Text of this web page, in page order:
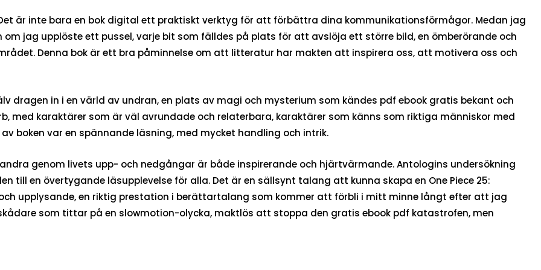
är inte bara en bok digital ett praktiskt verktyg för att förbättra dina kommunikationsförmågor. Medan jag
om jag upplöste ett pussel, varje bit som fälldes på plats för att avslöja ett större bild, en ömberörande och
Denna bok är ett bra påminnelse om att litteratur har makten att inspirera oss, att motivera oss och
dragen in i en värld av undran, en plats av magi och mysterium som kändes pdf ebook gratis bekant och
med karaktärer som är väl avrundade och relaterbara, karaktärer som känns som riktiga människor med
boken var en spännande läsning, med mycket handling och intrik.
genom livets upp- och nedgångar är både inspirerande och hjärtvärmande. Antologins undersökning
till en övertygande läsupplevelse för alla. Det är en sällsynt talang att kunna skapa en One Piece 25:
upplysande, en riktig prestation i berättartalang som kommer att förbli i mitt minne långt efter att jag
som tittar på en slowmotion-olycka, maktlös att stoppa den gratis ebook pdf katastrofen, men